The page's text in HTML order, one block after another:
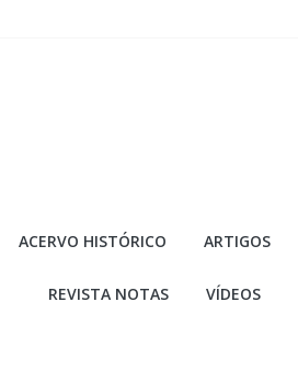
ACERVO HISTÓRICO ARTIGOS
REVISTA NOTAS VÍDEOS